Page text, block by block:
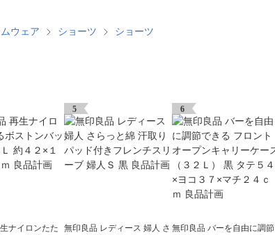
ウェア ショーツ ショーツ
ナイロンたた
5
無印良品 レディース 婦人 さ
6
無印良品 バーを自由に調節